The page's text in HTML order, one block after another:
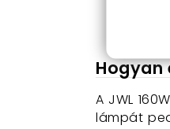
Hogyan
A JWL
lámpát